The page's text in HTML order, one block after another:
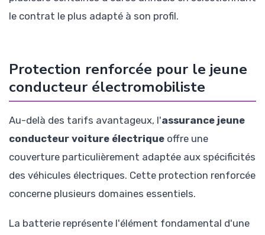
le contrat le plus adapté à son profil.
Protection renforcée pour le jeune
conducteur électromobiliste
Au-delà des tarifs avantageux, l'assurance jeune
conducteur voiture électrique offre une
couverture particulièrement adaptée aux spécificités
des véhicules électriques. Cette protection renforcée
concerne plusieurs domaines essentiels.
La batterie représente l'élément fondamental d'une